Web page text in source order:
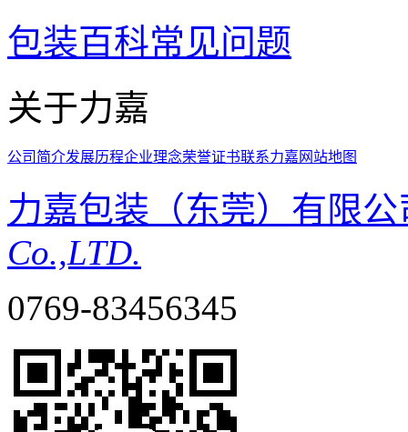
包装百科常见问题
关于力嘉
公司简介发展历程企业理念荣誉证书联系力嘉 网站地图
力嘉包装（东莞）有限
Co.,LTD.
0769-83456345